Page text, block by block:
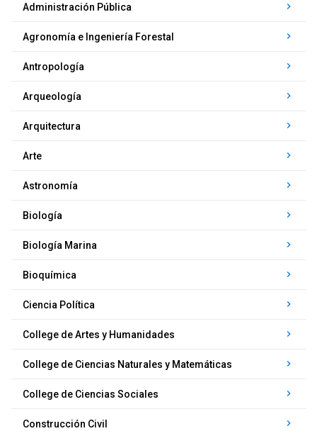
Administración Pública keyboard_arrow_right
Agronomía e Ingeniería Forestal keyboard_arrow_right
Antropología keyboard_arrow_right
Arqueología keyboard_arrow_right
Arquitectura keyboard_arrow_right
Arte keyboard_arrow_right
Astronomía keyboard_arrow_right
Biología keyboard_arrow_right
Biología Marina keyboard_arrow_right
Bioquímica keyboard_arrow_right
Ciencia Política keyboard_arrow_right
College de Artes y Humanidades keyboard_arrow_right
College de Ciencias Naturales y Matemáticas keyboard_arrow_right
College de Ciencias Sociales keyboard_arrow_right
Construcción Civil keyboard_arrow_right